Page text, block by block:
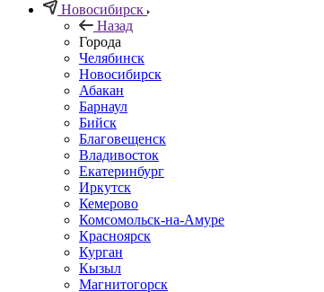
Новосибирск
Назад
Города
Челябинск
Новосибирск
Абакан
Барнаул
Бийск
Благовещенск
Владивосток
Екатеринбург
Иркутск
Кемерово
Комсомольск-на-Амуре
Красноярск
Курган
Кызыл
Магнитогорск